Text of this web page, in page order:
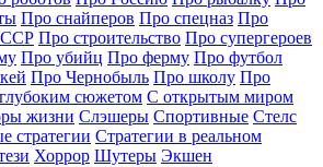
Про снайперов Про спецназ Про
Про строительство Про супергероев
Про убийц Про ферму Про футбол
Про Чернобыль Про школу Про
сюжетом С открытым миром
жизни Слэшеры Спортивные Стелс
стратегии Стратегии в реальном
Хоррор Шутеры Экшен